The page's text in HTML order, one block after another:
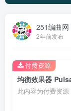
251编曲网
2年前发布
均衡效果器
此内容为付费资
付费资源